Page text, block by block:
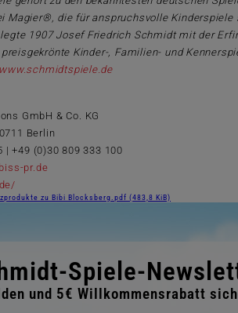
Magier®, die für anspruchsvolle
1907 Josef Friedrich Schmidt mit der
Kinder-, Familien- und
www.schmidtspiele.de
GmbH & Co. KG
Berlin
| +49 (0)30 809 333 100
pr.de
zu Bibi Blocksberg.pdf (483,8 KiB)
Spiele-
und 5€ Willkommensrabatt